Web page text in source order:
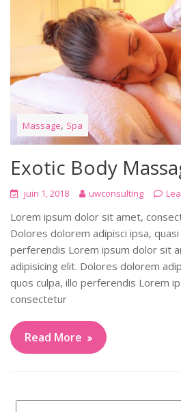
Massage, Spa
Exotic Body
juin 1, 2018 uwconsulting
Lorem ipsum dolor sit amet,
Dolores dolorem adipisci ipsa,
perferendis Lorem ipsum dolor sit
adipisicing elit. Dolores dolorem
quos culpa, illo perferendis Lorem
consectetur
Read More